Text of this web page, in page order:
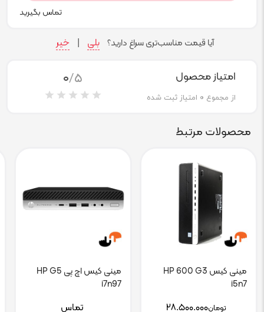
تماس بگیرید
آیا قیمت مناسب‌تری سراغ دارید؟ بلی خیر
امتیاز محصول
از مجموع 0 امتیاز ثبت شده
0/5
محصولات مرتبط
مینی کیس HP 600 G3
i5n7
تومان۲۸.۵۰۰.۰۰۰
مینی کیس اچ پی HP G5
i7n97
تماس